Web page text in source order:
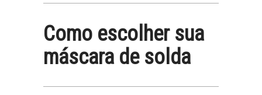
Como escolher sua
máscara de solda